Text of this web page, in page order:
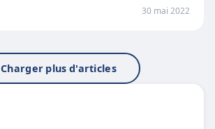
30 mai 2022
Charger plus d'articles